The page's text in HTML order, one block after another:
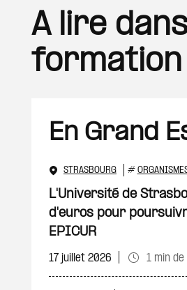
A lire
formation
En Grand
STRASBOURG #
L'Université de
d'euros pour
EPICUR
17 juillet 2026 1 min